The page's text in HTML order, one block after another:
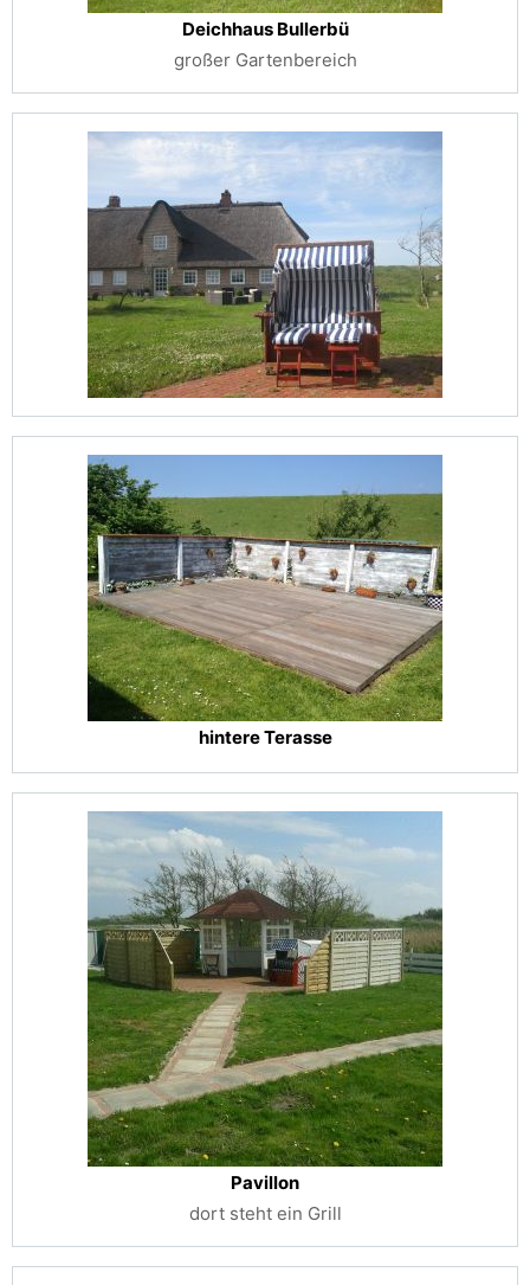
Deichhaus Bullerbü
großer Gartenbereich
hintere Terasse
Pavillon
dort steht ein Grill